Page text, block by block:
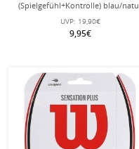
(Spielgefühl+Kontrolle) blau/
2x12m Set
UVP: 19,90€
9,95€